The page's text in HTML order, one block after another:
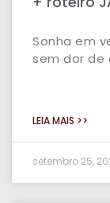
Sonha em
sem dor de
LEIA MAIS >>
setembro 25,